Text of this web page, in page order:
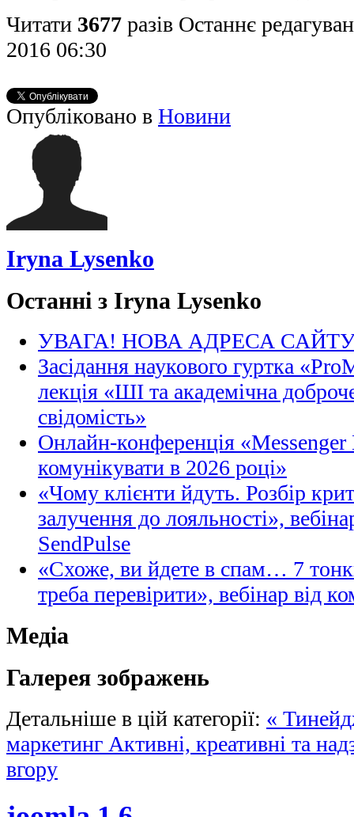
Читати 3677 разів Останнє
2016 06:30
Опубліковано в Новини
Iryna Lysenko
Останні з Iryna Lysenko
УВАГА! НОВА АДРЕСА
Засідання наукового гуртка
лекція «ШІ та академічна
свідомість»
Онлайн-конференція
комунікувати в 2026 році»
«Чому клієнти йдуть. Розбір
залучення до лояльності»,
SendPulse
«Схоже, ви йдете в спам… 7
треба перевірити», вебінар від
Медіа
Галерея зображень
Детальніше в цій категорії: «
маркетинг Активні, креативні та
вгору